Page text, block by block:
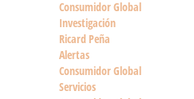
Consumidor Global
Investigación
Ricard Peña
Alertas
Consumidor Global
Servicios